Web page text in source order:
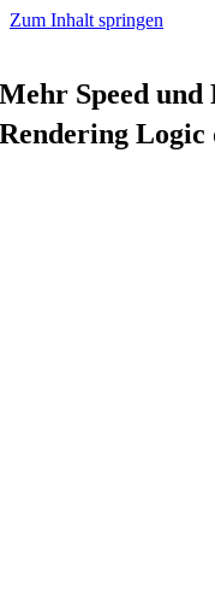
Zum Inhalt springen
Mehr Speed
Rendering Logic